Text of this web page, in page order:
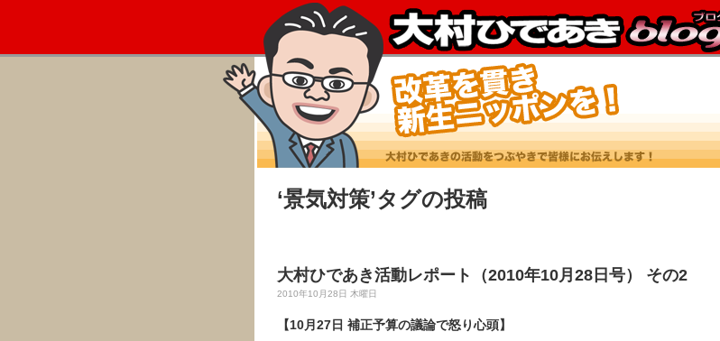
‘景気対策’タグの投稿
大村ひであき活動レポート（2010年10月28日号） その2
2010年10月28日 木曜日
【10月27日 補正予算の議論で怒り心頭】